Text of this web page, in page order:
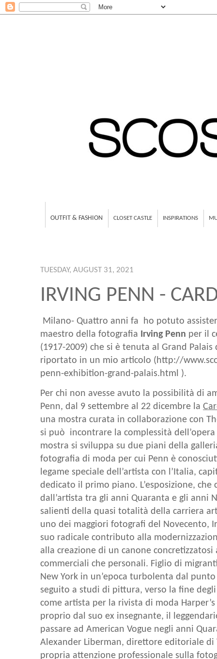
OUTFIT & FASHION CLOSET CASTLE INSPIRATIONS
TUESDAY, AUGUST 31, 2021
IRVING PENN -
Milano- Quattro anni fa ho potuto
maestro della fotografia Irving Penn per il
(1917-2009) che si è tenuta al Grand
riportato in un mio articolo ( http://
penn-exhibition-grand-palais.html ).
Per chi non avesse avuto la possibilità di
Penn, dal 9 settembre al 22 dicembre la
una mostra curata in collaborazione con
si può incontrare la complessità
mostra si sviluppa su due piani della
fotografia di moda per cui Penn è
legame speciale dell’artista con l’Italia,
dedicato il primo piano. L’esposizione,
dall’artista tra gli anni Quaranta e gli anni
salienti della quasi totalità della carriera
uno dei maggiori fotografi del Novecento,
suo radicale contributo alla
alla creazione di un canone
commerciali che personali. Figlio di
New York in un’epoca turbolenta dal
seguito a studi di pittura, verso la fine
come artista per la rivista di moda Harper’s
proprio dal suo ex insegnante, il
passare ad American Vogue negli anni
Alexander Liberman, direttore editoriale di
propria attenzione professionale sulla